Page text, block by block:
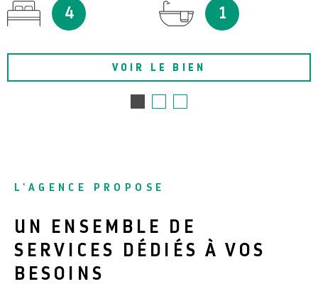
4 1
VOIR LE BIEN
L'AGENCE PROPOSE
UN ENSEMBLE DE
SERVICES DÉDIÉS À VOS
BESOINS